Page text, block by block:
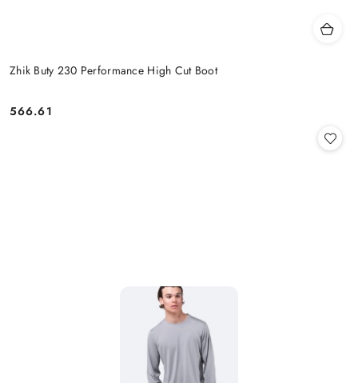
Zhik Buty 230 Performance High Cut Boot
Cena:
566.61